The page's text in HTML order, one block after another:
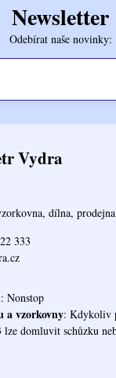
Newsletter
Odebírat naše novinky:
Vydra
dílna,
333
: Nonstop
a vzorkovny: Kdykoliv
lze domluvit schůzku